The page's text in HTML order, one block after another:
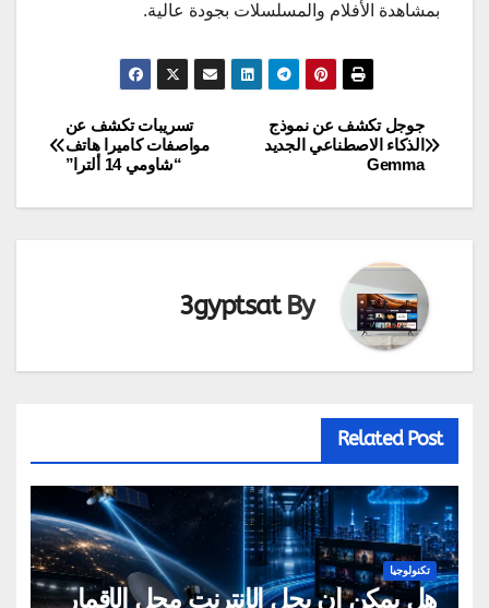
بمشاهدة الأفلام والمسلسلات بجودة عالية.
تصفّح
المقالات
تسريبات تكشف عن
مواصفات كاميرا هاتف
“شاومي 14 ألترا”
جوجل تكشف عن نموذج
الذكاء الاصطناعي الجديد
Gemma
By
3gyptsat
Related Post
تكنولوجيا
هل يمكن أن يحل الإنترنت محل الأقمار